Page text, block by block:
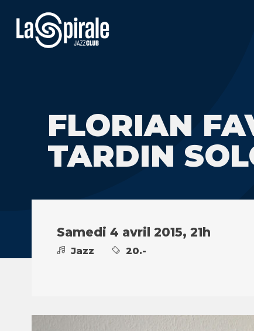
FLORIAN
TARDIN
Samedi 4 avril 2015, 21h
Jazz 20.-